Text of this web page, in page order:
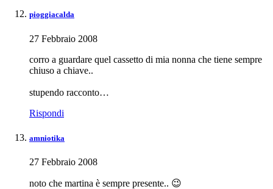
pioggiacalda
27 Febbraio 2008
corro a guardare quel cassetto di mia nonna che tiene sempre
chiuso a chiave..
stupendo racconto…
Rispondi
amniotika
27 Febbraio 2008
noto che martina è sempre presente.. 😉